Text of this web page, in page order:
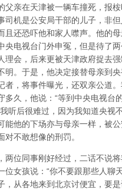
父亲在天津被一辆车撞死，报
司机是公安局干部的儿子，非
且还恐吓他和家人噤声。他的母
央电视台门外申冤，但是待了
理会，后来更被天津政府捉去强
明。于是，他决定接替母亲到央
者，将事件曝光，还双亲公道
多久，他说：“等到中央电视台
听后很难过，因为我知道央视
能他的下场亦与母亲一样，被
对不敢想像的刑罚。
两位同事刚好经过，二话不说将
位女孩说：“你不要跟那些人聊
，从各地来到北京讨便宜，要